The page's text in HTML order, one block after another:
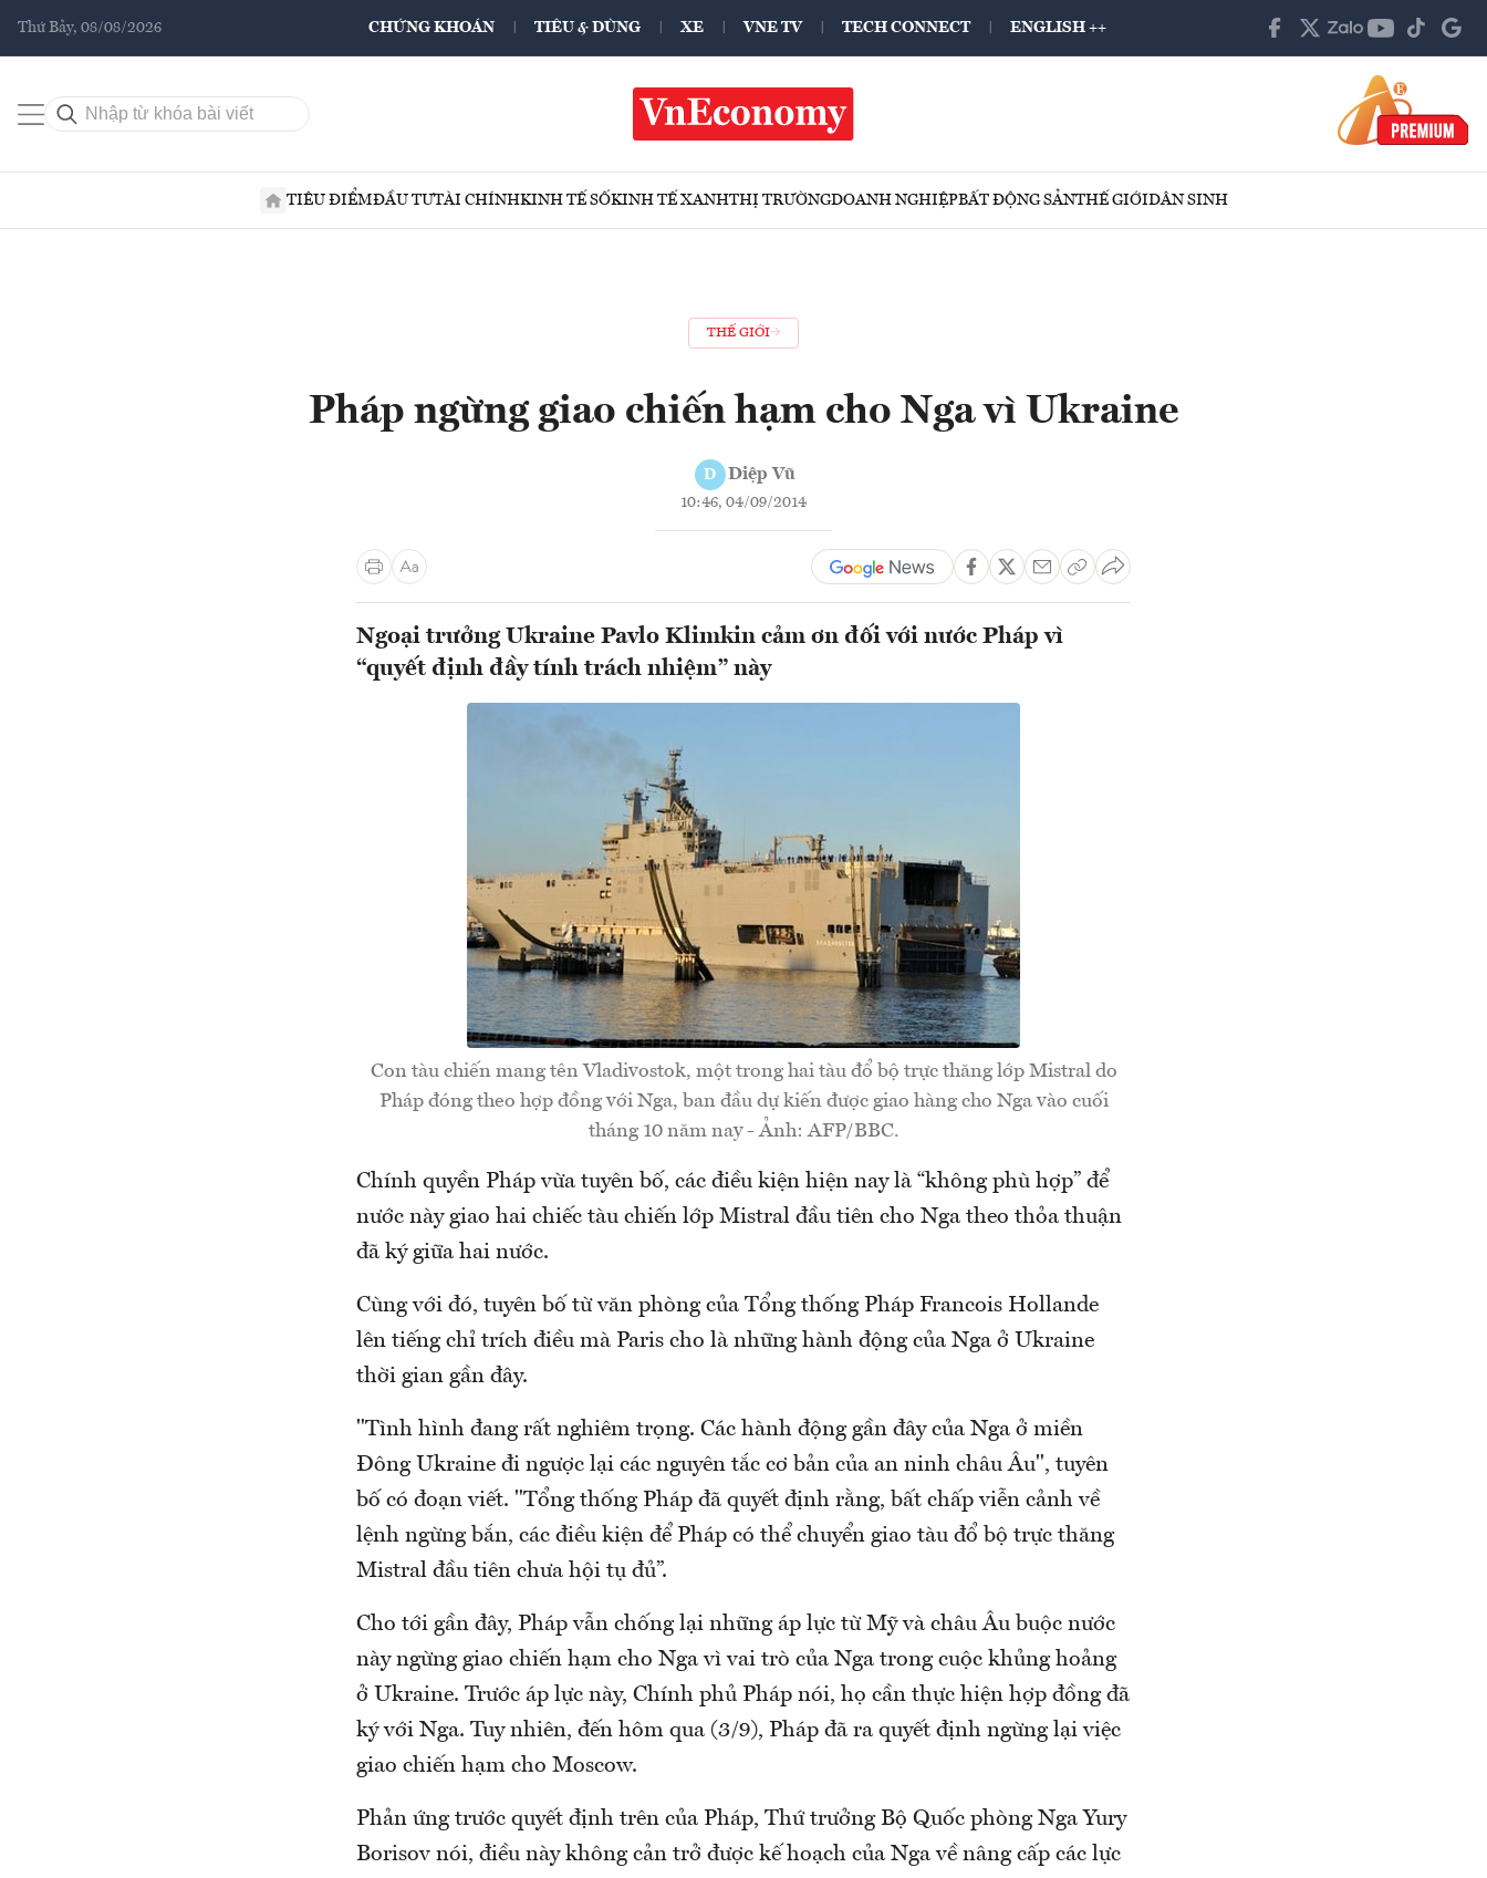
Thứ Bảy, 08/08/2026 CHỨNG KHOÁN TIÊU & DÙNG XE VNE TV TECH CONNECT ENGLISH ++
TIÊU ĐIỂMĐẦU TƯTÀI CHÍNHKINH TẾ SỐKINH TẾ XANHTHỊ TRƯỜNGDOANH NGHIỆPBẤT ĐỘNG SẢNTHẾ GIỚIDÂN SINH
THẾ GIỚI
Pháp ngừng giao chiến hạm cho Nga vì Ukraine
D Diệp Vũ
10:46, 04/09/2014
Ngoại trưởng Ukraine Pavlo Klimkin cảm ơn đối với nước Pháp vì
“quyết định đầy tính trách nhiệm” này
Con tàu chiến mang tên Vladivostok, một trong hai tàu đổ bộ trực thăng lớp Mistral do
Pháp đóng theo hợp đồng với Nga, ban đầu dự kiến được giao hàng cho Nga vào cuối
tháng 10 năm nay - Ảnh: AFP/BBC.
Chính quyền Pháp vừa tuyên bố, các điều kiện hiện nay là “không phù hợp” để
nước này giao hai chiếc tàu chiến lớp Mistral đầu tiên cho Nga theo thỏa thuận
đã ký giữa hai nước.
Cùng với đó, tuyên bố từ văn phòng của Tổng thống Pháp Francois Hollande
lên tiếng chỉ trích điều mà Paris cho là những hành động của Nga ở Ukraine
thời gian gần đây.
"Tình hình đang rất nghiêm trọng. Các hành động gần đây của Nga ở miền
Đông Ukraine đi ngược lại các nguyên tắc cơ bản của an ninh châu Âu", tuyên
bố có đoạn viết. "Tổng thống Pháp đã quyết định rằng, bất chấp viễn cảnh về
lệnh ngừng bắn, các điều kiện để Pháp có thể chuyển giao tàu đổ bộ trực thăng
Mistral đầu tiên chưa hội tụ đủ”.
Cho tới gần đây, Pháp vẫn chống lại những áp lực từ Mỹ và châu Âu buộc nước
này ngừng giao chiến hạm cho Nga vì vai trò của Nga trong cuộc khủng hoảng
ở Ukraine. Trước áp lực này, Chính phủ Pháp nói, họ cần thực hiện hợp đồng đã
ký với Nga. Tuy nhiên, đến hôm qua (3/9), Pháp đã ra quyết định ngừng lại việc
giao chiến hạm cho Moscow.
Phản ứng trước quyết định trên của Pháp, Thứ trưởng Bộ Quốc phòng Nga Yury
Borisov nói, điều này không cản trở được kế hoạch của Nga về nâng cấp các lực